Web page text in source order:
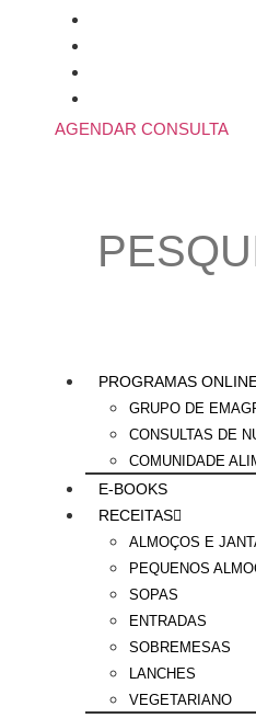
AGENDAR CONSULTA
PROGRAMAS
GRUPO DE
CONSULTAS DE
COMUNIDADE
E-BOOKS
RECEITAS
ALMOÇOS E
PEQUENOS
SOPAS
ENTRADAS
SOBREMESAS
LANCHES
VEGETARIANO